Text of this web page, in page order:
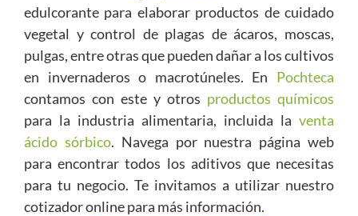
edulcorante para elaborar productos de cuidado
vegetal y control de plagas de ácaros, moscas,
pulgas, entre otras que pueden dañar a los cultivos
en invernaderos o macrotúneles. En Pochteca
contamos con este y otros productos químicos
para la industria alimentaria, incluida la venta
ácido sórbico. Navega por nuestra página web
para encontrar todos los aditivos que necesitas
para tu negocio. Te invitamos a utilizar nuestro
cotizador online para más información.